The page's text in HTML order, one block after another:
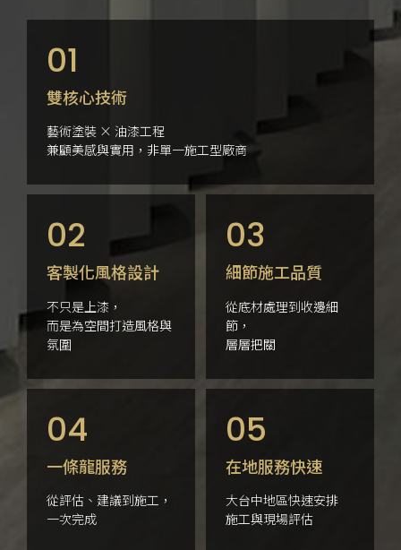
01
雙核心技術
藝術塗裝 × 油漆工程
兼顧美感與實用，非單一施工型廠商
02
客製化風格設計
不只是上漆，
而是為空間打造風格與
氛圍
03
細節施工品質
從底材處理到收邊細
節，
層層把關
04
一條龍服務
從評估、建議到施工，
一次完成
05
在地服務快速
大台中地區快速安排
施工與現場評估